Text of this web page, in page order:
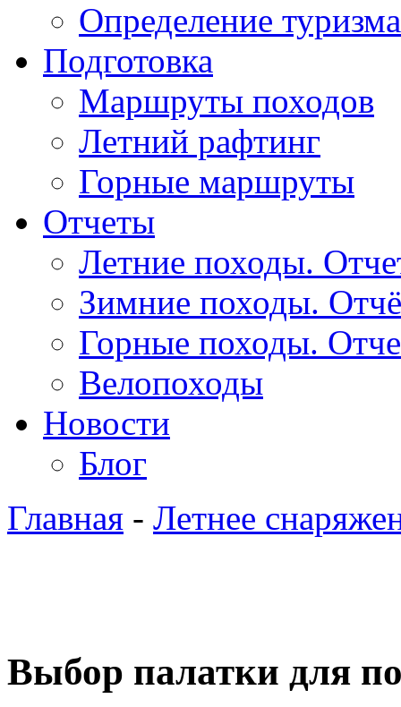
Определение туризма
Подготовка
Маршруты походов
Летний рафтинг
Горные маршруты
Отчеты
Летние походы.
Зимние походы.
Горные походы.
Велопоходы
Новости
Блог
Главная - Летнее
Выбор палатки для